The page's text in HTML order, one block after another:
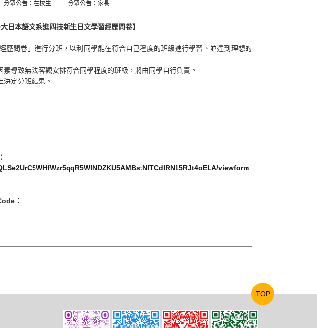
分眾公告：在校生 分眾公告：家長
日本語文系進四技新生日文學習經歷問卷】
歷問卷」進行分班，以利同學能在符合自己程度的班級進行學習、並達到理想的
導致無法客觀安排符合同學程度的班級，將由同學自行負責。
定分班結果。
viewform
：
TOP